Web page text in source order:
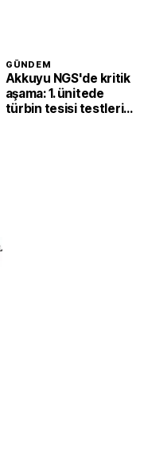
GÜNDEM
Akkuyu NGS'de kritik
aşama: 1. ünitede
türbin tesisi testleri